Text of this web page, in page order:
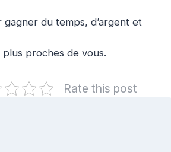
du temps, d’argent et
proches de vous.
Rate this post